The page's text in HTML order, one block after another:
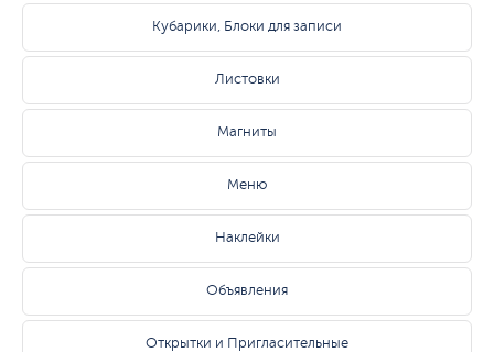
Кубарики, Блоки для записи
Листовки
Магниты
Меню
Наклейки
Объявления
Открытки и Пригласительные